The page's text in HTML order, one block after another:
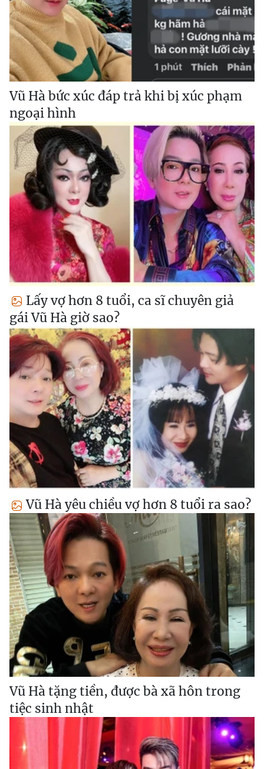
Vũ Hà bức xúc đáp trả khi bị xúc phạm
ngoại hình
Lấy vợ hơn 8 tuổi, ca sĩ chuyên giả
gái Vũ Hà giờ sao?
Vũ Hà yêu chiều vợ hơn 8 tuổi ra sao?
Vũ Hà tặng tiền, được bà xã hôn trong
tiệc sinh nhật